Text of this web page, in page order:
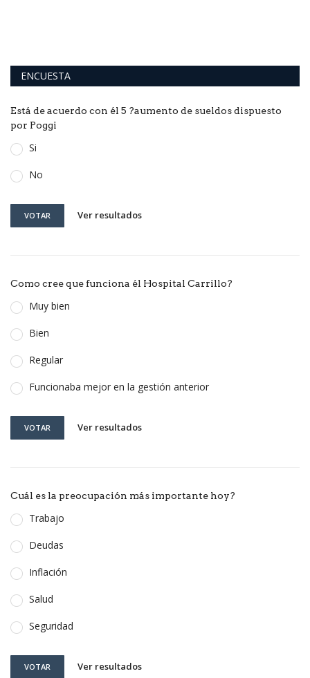
ENCUESTA
Está de acuerdo con él 5 ?aumento de sueldos dispuesto
por Poggi
Si
No
VOTAR Ver resultados
Como cree que funciona él Hospital Carrillo?
Muy bien
Bien
Regular
Funcionaba mejor en la gestión anterior
VOTAR Ver resultados
Cuál es la preocupación más importante hoy?
Trabajo
Deudas
Inflación
Salud
Seguridad
VOTAR Ver resultados